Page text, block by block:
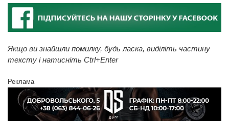
Якщо ви знайшли помилку, будь ласка, виділіть частину
тексту і натисніть Ctrl+Enter
Реклама